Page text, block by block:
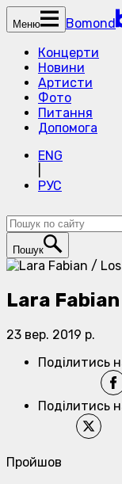
Меню
Bomond
Концерти
Новини
Артисти
Фото
Питання
Допомога
ENG
РУС
Пошук
Lara
23 вер. 2019 р.
Поділитись
Поділитись
Пройшов